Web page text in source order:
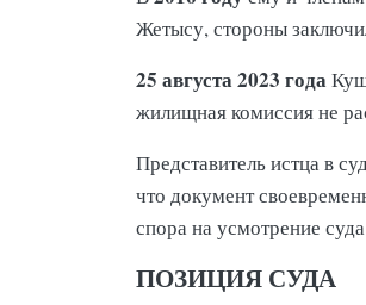
Жетысу, стороны
25 августа 2023 года
жилищная комиссия не
Представитель истца в
что документ
спора на усмотрение
ПОЗИЦИЯ СУДА